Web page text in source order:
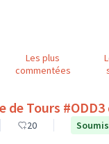
Les plus
commentées
Tours
20